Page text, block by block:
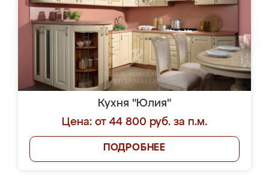
Кухня "Юлия"
Цена: от 44 800 руб. за п.м.
ПОДРОБНЕЕ